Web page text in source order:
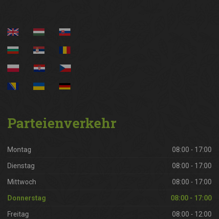
Parteienverkehr
Montag 08:00 - 17:00
Dienstag 08:00 - 17:00
Mittwoch 08:00 - 17:00
Donnerstag 08:00 - 17:00
Freitag 08:00 - 12:00